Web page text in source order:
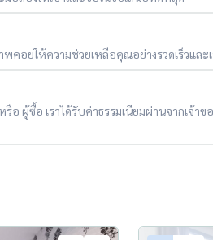
cqGzcrKkubZ13K3D9
น้ำ 56.56 ตร.ม.
2 เดือน ล่วงหน้า 1 เดือน.
คอยให้ความช่วยเหลือคุณอย่างรวดเร็วและ
รือ ผู้ซื้อ เราได้รับค่าธรรมเนียมผ่านจากเจ้